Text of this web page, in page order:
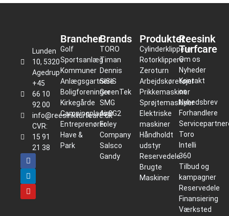
Lunden
10, 5320
Agedrup
+45
66 10
92 00
info@reesinkturfcare.dk
CVR:
15 91
21 38
Brancher
Golf
Sportsanlæg
Kommuner
Anlægsgartnere
Boligforeninger
Kirkegårde
Campingpladser
Entreprenører
Have &
Park
Brands
TORO
Timan
Dennis
SISIS
GreenTek
SMG
Air2G2
Foley
Company
Salsco
Gandy
Produkter
Cylinderklippere
Rotorklippere
Zeroturn
Arbejdskøretøjer
Prikkemaskiner
Sprøjtemaskiner
Elektriske
maskiner
Håndholdt
udstyr
Reservedele
Brugte
Maskiner
Reesink
Turfcare
Om os
Nyheder
Kontakt
os
Nyhedsbrev
Forhandlere
Toro
Intelli
360
Tilbud og
kampagner
Reservedele
Finansiering
Værksted